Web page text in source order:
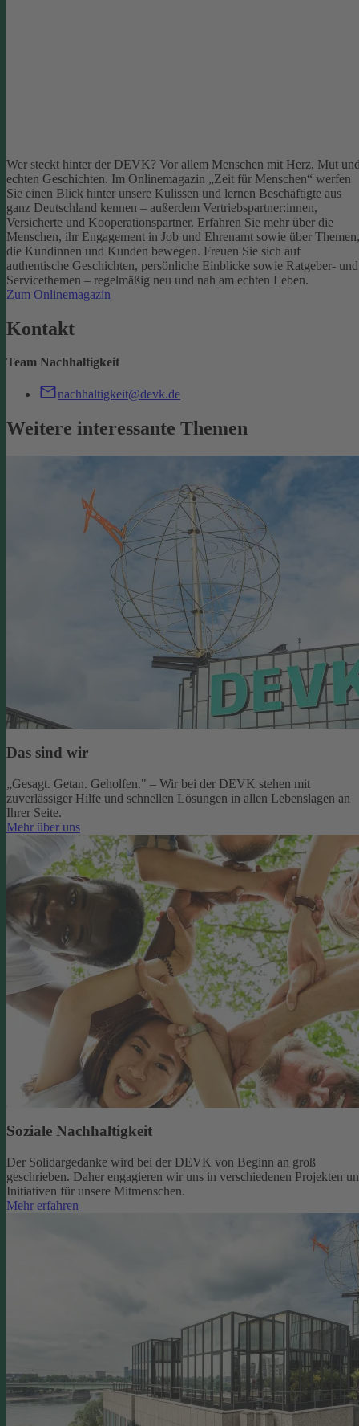
Wer steckt hinter der DEVK? Vor allem Menschen mit Herz, Mut
echten Geschichten. Im Onlinemagazin „Zeit für Menschen“ werfen
Sie einen Blick hinter unsere Kulissen und lernen Beschäftigte aus
ganz Deutschland kennen – außerdem Vertriebspartner:innen,
Versicherte und Kooperationspartner. Erfahren Sie mehr über die
Menschen, ihr Engagement in Job und Ehrenamt sowie über Themen,
die Kundinnen und Kunden bewegen. Freuen Sie sich auf
authentische Geschichten, persönliche Einblicke sowie Ratgeber- und
Servicethemen – regelmäßig neu und nah am echten Leben.
Zum Onlinemagazin
Kontakt
Team Nachhaltigkeit
nachhaltigkeit@devk.de
Weitere interessante Themen
Das sind wir
„Gesagt. Getan. Geholfen." – Wir bei der DEVK stehen mit
zuverlässiger Hilfe und schnellen Lösungen in allen Lebenslagen an
Ihrer Seite.
Mehr über uns
Soziale Nachhaltigkeit
Der Solidargedanke wird bei der DEVK von Beginn an groß
geschrieben. Daher engagieren wir uns in verschiedenen Projekten
Initiativen für unsere Mitmenschen.
Mehr erfahren